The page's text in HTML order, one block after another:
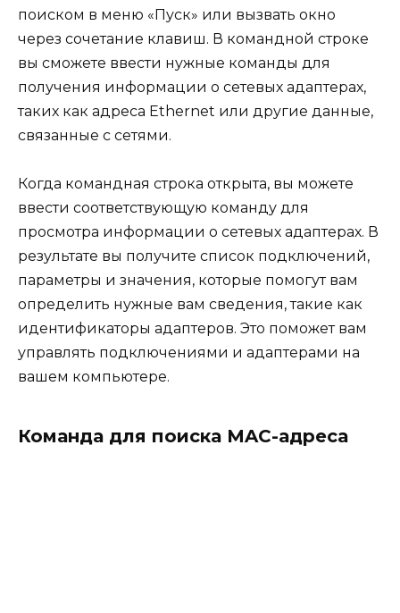
поиском в меню «Пуск» или вызвать окно
через сочетание клавиш. В командной строке
вы сможете ввести нужные команды для
получения информации о сетевых адаптерах,
таких как адреса Ethernet или другие данные,
связанные с сетями.
Когда командная строка открыта, вы можете
ввести соответствующую команду для
просмотра информации о сетевых адаптерах. В
результате вы получите список подключений,
параметры и значения, которые помогут вам
определить нужные вам сведения, такие как
идентификаторы адаптеров. Это поможет вам
управлять подключениями и адаптерами на
вашем компьютере.
Команда для поиска MAC-адреса